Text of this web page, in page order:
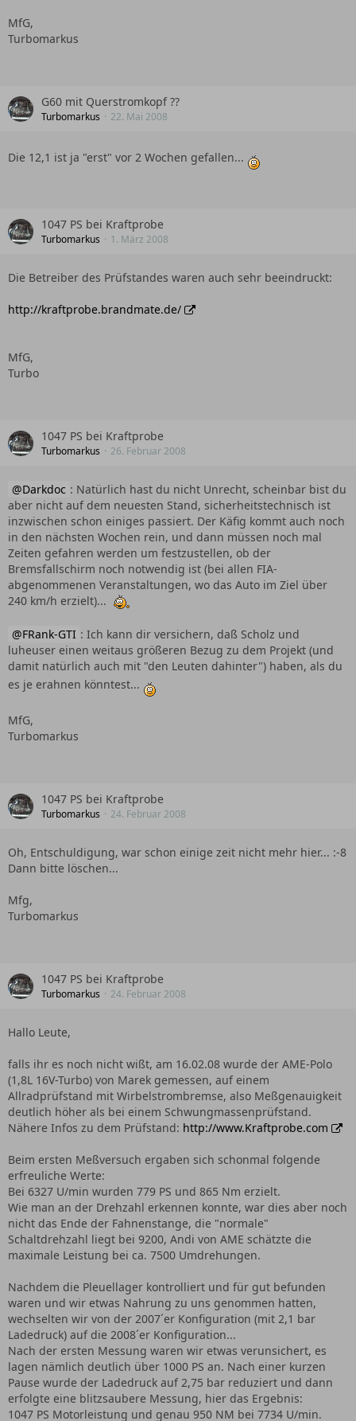
MfG,
Turbomarkus
G60 mit Querstromkopf ??
Turbomarkus 22. Mai 2008
Die 12,1 ist ja "erst" vor 2 Wochen gefallen...
1047 PS bei Kraftprobe
Turbomarkus 1. März 2008
Die Betreiber des Prüfstandes waren auch sehr beeindruckt:
http://kraftprobe.brandmate.de/
MfG,
Turbo
1047 PS bei Kraftprobe
Turbomarkus 26. Februar 2008
Darkdoc : Natürlich hast du nicht Unrecht, scheinbar bist du
aber nicht auf dem neuesten Stand, sicherheitstechnisch ist
inzwischen schon einiges passiert. Der Käfig kommt auch noch
in den nächsten Wochen rein, und dann müssen noch mal
Zeiten gefahren werden um festzustellen, ob der
Bremsfallschirm noch notwendig ist (bei allen FIA-
abgenommenen Veranstaltungen, wo das Auto im Ziel über
240 km/h erzielt)...
FRank-GTI : Ich kann dir versichern, daß Scholz und
luheuser einen weitaus größeren Bezug zu dem Projekt (und
damit natürlich auch mit "den Leuten dahinter") haben, als du
es je erahnen könntest...
MfG,
Turbomarkus
1047 PS bei Kraftprobe
Turbomarkus 24. Februar 2008
Oh, Entschuldigung, war schon einige zeit nicht mehr hier... :-8
Dann bitte löschen...
Mfg,
Turbomarkus
1047 PS bei Kraftprobe
Turbomarkus 24. Februar 2008
Hallo Leute,
falls ihr es noch nicht wißt, am 16.02.08 wurde der AME-Polo
(1,8L 16V-Turbo) von Marek gemessen, auf einem
Allradprüfstand mit Wirbelstrombremse, also Meßgenauigkeit
deutlich höher als bei einem Schwungmassenprüfstand.
Nähere Infos zu dem Prüfstand: http://www.Kraftprobe.com
Beim ersten Meßversuch ergaben sich schonmal folgende
erfreuliche Werte:
Bei 6327 U/min wurden 779 PS und 865 Nm erzielt.
Wie man an der Drehzahl erkennen konnte, war dies aber noch
nicht das Ende der Fahnenstange, die "normale"
Schaltdrehzahl liegt bei 9200, Andi von AME schätzte die
maximale Leistung bei ca. 7500 Umdrehungen.
Nachdem die Pleuellager kontrolliert und für gut befunden
waren und wir etwas Nahrung zu uns genommen hatten,
wechselten wir von der 2007´er Konfiguration (mit 2,1 bar
Ladedruck) auf die 2008´er Konfiguration...
Nach der ersten Messung waren wir etwas verunsichert, es
lagen nämlich deutlich über 1000 PS an. Nach einer kurzen
Pause wurde der Ladedruck auf 2,75 bar reduziert und dann
erfolgte eine blitzsaubere Messung, hier das Ergebnis:
1047 PS Motorleistung und genau 950 NM bei 7734 U/min.